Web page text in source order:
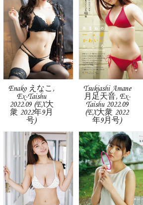
Enako えなこ,
Ex-Taishu
2022.09 (EX大
衆 2022年9月
号)
Tsukiashi Amane
月足天音, Ex-
Taishu 2022.09
(EX大衆 2022
年9月号)